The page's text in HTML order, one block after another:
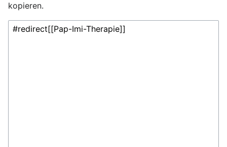
kopieren.